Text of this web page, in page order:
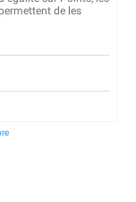
de les